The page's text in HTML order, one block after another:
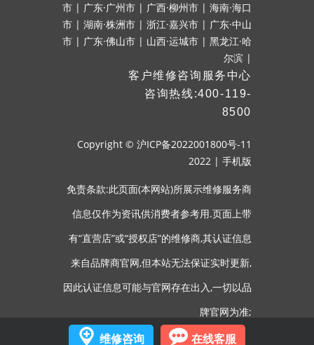
市 | 广东·广州市 | 广西·柳州市 | 海南·海口
市 | 湖南·株洲市 | 浙江·嘉兴市 | 广东·中山
市 | 广东·佛山市 | 山西·运城市 | 黑龙江·哈
尔滨 |
客户维修咨询服务中心
咨询热线:400-119-
8500
Copyright © 沪ICP备2022001800号-11
2022 | 手机版
免责条款:此页面(本网站)所展示维修服务商
信息仅作为资讯供消费者参考用.页面上带
有“直营店”或“授权店”的维修商,其认证信息
来自品牌商官网,但本站无法保证实时更新,
因此认证信息可能与官网存在出入,一切以品
牌官网为准;
维修咨询 在线客服